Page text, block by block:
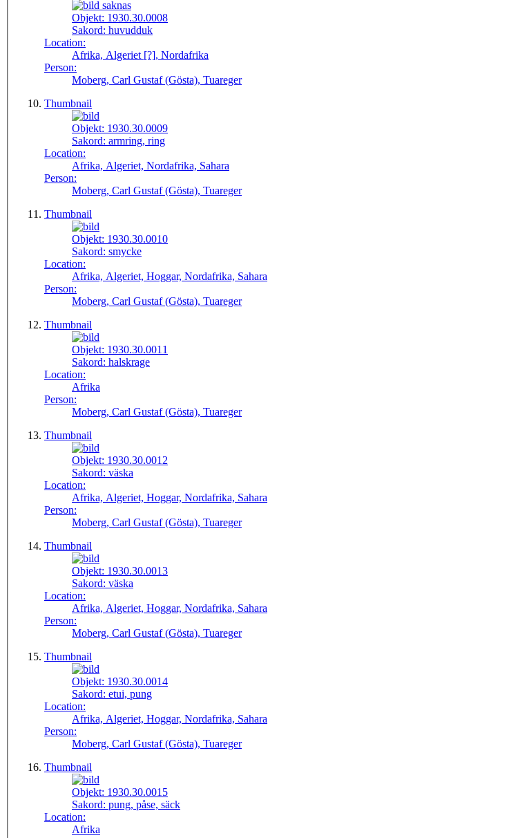
Objekt: 1930.30.0008
Sakord: huvudduk
Location:
Afrika, Algeriet [?], Nordafrika
Person:
Moberg, Carl Gustaf (Gösta), Tuareger
Thumbnail
Objekt: 1930.30.0009
Sakord: armring, ring
Location:
Afrika, Algeriet, Nordafrika, Sahara
Person:
Moberg, Carl Gustaf (Gösta), Tuareger
Thumbnail
Objekt: 1930.30.0010
Sakord: smycke
Location:
Afrika, Algeriet, Hoggar, Nordafrika, Sahara
Person:
Moberg, Carl Gustaf (Gösta), Tuareger
Thumbnail
Objekt: 1930.30.0011
Sakord: halskrage
Location:
Afrika
Person:
Moberg, Carl Gustaf (Gösta), Tuareger
Thumbnail
Objekt: 1930.30.0012
Sakord: väska
Location:
Afrika, Algeriet, Hoggar, Nordafrika, Sahara
Person:
Moberg, Carl Gustaf (Gösta), Tuareger
Thumbnail
Objekt: 1930.30.0013
Sakord: väska
Location:
Afrika, Algeriet, Hoggar, Nordafrika, Sahara
Person:
Moberg, Carl Gustaf (Gösta), Tuareger
Thumbnail
Objekt: 1930.30.0014
Sakord: etui, pung
Location:
Afrika, Algeriet, Hoggar, Nordafrika, Sahara
Person:
Moberg, Carl Gustaf (Gösta), Tuareger
Thumbnail
Objekt: 1930.30.0015
Sakord: pung, påse, säck
Location:
Afrika